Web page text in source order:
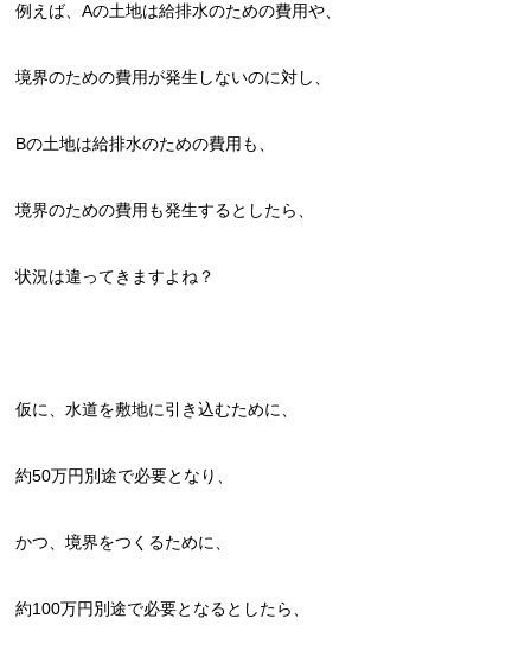
例えば、Aの土地は給排水のための費用や、
境界のための費用が発生しないのに対し、
Bの土地は給排水のための費用も、
境界のための費用も発生するとしたら、
状況は違ってきますよね？
仮に、水道を敷地に引き込むために、
約50万円別途で必要となり、
かつ、境界をつくるために、
約100万円別途で必要となるとしたら、